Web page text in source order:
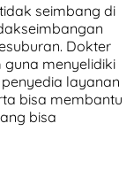
seimbang di
Dokter
menyelidiki
layanan
bisa membantu
bisa